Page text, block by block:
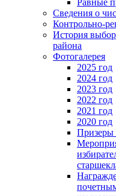
Равные
Сведения о
Контрольно-
История
района
Фотогалерея
2025 год
2024 год
2023 год
2022 год
2021 год
2020 год
Призеры